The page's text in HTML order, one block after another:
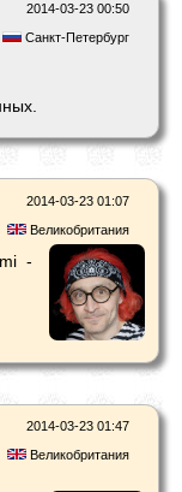
2014-03-23 00:50
Санкт-Петербург
2014-03-23 01:07
Великобритания
-
2014-03-23 01:47
Великобритания